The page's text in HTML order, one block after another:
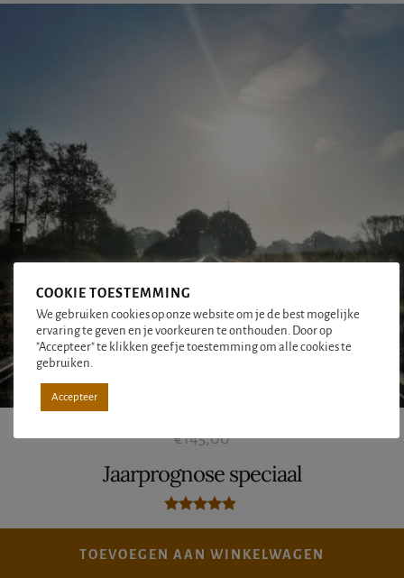
€145,00
Jaarprognose speciaal
4.75
uit 5
TOEVOEGEN AAN WINKELWAGEN
COOKIE TOESTEMMING
We gebruiken cookies op onze website om je de best mogelijke
ervaring te geven en je voorkeuren te onthouden. Door op
"Accepteer" te klikken geef je toestemming om alle cookies te
gebruiken.
Accepteer